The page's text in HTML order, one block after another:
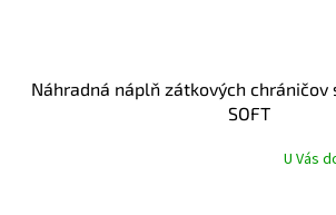
Náhradná náplň zátkových chráničov
SOFT
U Vás